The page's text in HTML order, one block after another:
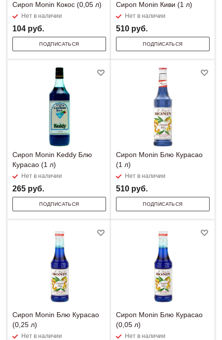
Сироп Monin Кокос (0,05 л)
Нет в наличии
104 руб.
ПОДПИСАТЬСЯ
Сироп Monin Киви (1 л)
Нет в наличии
510 руб.
ПОДПИСАТЬСЯ
Сироп Monin Keddy Блю
Курасао (1 л)
Нет в наличии
265 руб.
ПОДПИСАТЬСЯ
Сироп Monin Блю Курасао
(1 л)
Нет в наличии
510 руб.
ПОДПИСАТЬСЯ
Сироп Monin Блю Курасао
(0,25 л)
Нет в наличии
Сироп Monin Блю Курасао
(0,05 л)
Нет в наличии